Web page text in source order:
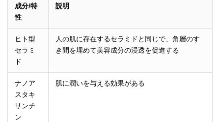
成分/特
性
説明
ヒト型
セラミ
ド
人の肌に存在するセラミドと同じで、角層のす
き間を埋めて美容成分の浸透を促進する
ナノア
スタキ
サンチ
ン
肌に潤いを与える効果がある